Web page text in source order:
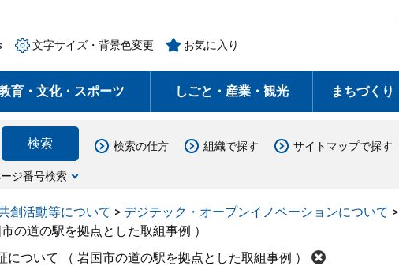
文字サイズ・背景色変更 お気に入り
育・文化・スポーツ しごと・産業・観光 まちづくり
ジ番号検索
検索の仕方 組織で探す サイトマップで探す
創活動等について > デジテック・オープンイノベーションについて >
の道の駅を拠点とした取組事例 ）
ついて （ 岩国市の道の駅を拠点とした取組事例 ）